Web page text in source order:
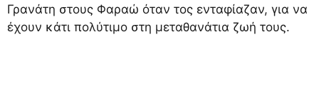
Γρανάτη στους Φαραώ όταν τος ενταφίαζαν, για να
έχουν κάτι πολύτιμο στη μεταθανάτια ζωή τους.